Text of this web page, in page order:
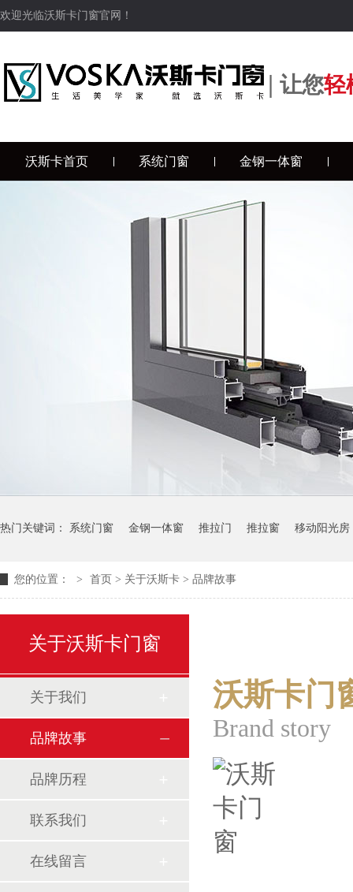
欢迎光临沃斯卡门窗官网！
| 让您轻
沃斯卡首页 系统门窗 金钢一体窗
热门关键词： 系统门窗 金钢一体窗 推拉门 推拉窗 移动阳光房
您的位置： > 首页 > 关于沃斯卡 > 品牌故事
沃斯卡门
Brand story
关于沃斯卡门窗
关于我们
品牌故事
品牌历程
联系我们
在线留言